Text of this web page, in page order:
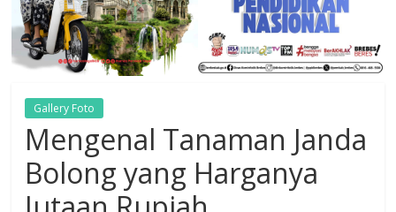
Gallery Foto
Mengenal Tanaman Janda
Bolong yang Harganya